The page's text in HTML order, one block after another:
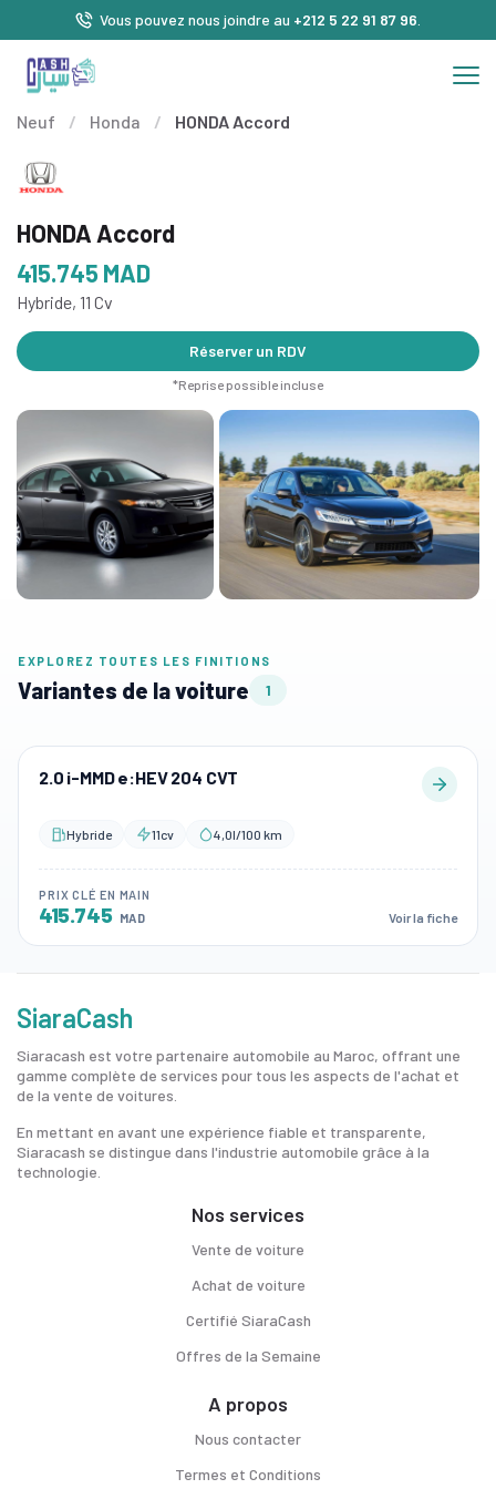
Vous pouvez nous joindre au +212 5 22 91 87 96
Neuf / Honda / HONDA Accord
HONDA Accord
415.745 MAD
Hybride, 11 Cv
Réserver un RDV
*Reprise possible incluse
EXPLOREZ TOUTES LES FINITIONS
Variantes de la voiture 1
2.0 i-MMD e:HEV 204 CVT
Hybride 11cv 4,0l/100 km
PRIX CLÉ EN MAIN
415.745 MAD Voir la fiche
SiaraCash
Siaracash est votre partenaire automobile au Maroc, offrant une
gamme complète de services pour tous les aspects de l'achat et
de la vente de voitures.
En mettant en avant une expérience fiable et transparente,
Siaracash se distingue dans l'industrie automobile grâce à la
technologie.
Nos services
Vente de voiture
Achat de voiture
Certifié SiaraCash
Offres de la Semaine
A propos
Nous contacter
Termes et Conditions